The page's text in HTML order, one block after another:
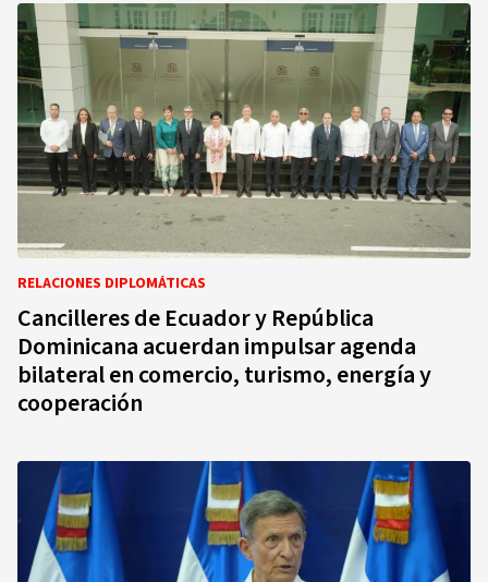
RELACIONES DIPLOMÁTICAS
Cancilleres de Ecuador y República
Dominicana acuerdan impulsar agenda
bilateral en comercio, turismo, energía y
cooperación